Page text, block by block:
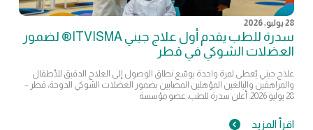
28 يوليو, 2026
سدرة للطب يقدم أول علاج جيني ITVISMA® لضمور
العضلات الشوكي في قطر
علاج جيني يُعطى لمرة واحدة يوسّع نطاق الوصول إلى العلاج الدقيق للأطفال
والمراهقين والبالغين المؤهلين المصابين بضمور العضلات الشوكي الدوحة، قطر –
28 يوليو 2026: أعلن سدرة للطب، عضو مؤسسة
اقرأ المزيد